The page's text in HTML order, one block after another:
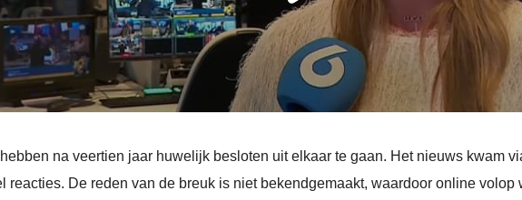
na veertien jaar huwelijk besloten uit elkaar te gaan. Het nieuws kwam
reacties. De reden van de breuk is niet bekendgemaakt, waardoor online volop